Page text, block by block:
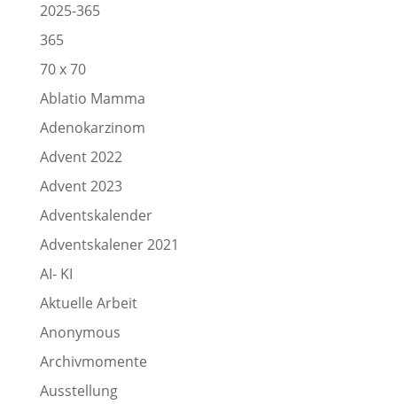
2025-365
365
70 x 70
Ablatio Mamma
Adenokarzinom
Advent 2022
Advent 2023
Adventskalender
Adventskalener 2021
AI- KI
Aktuelle Arbeit
Anonymous
Archivmomente
Ausstellung